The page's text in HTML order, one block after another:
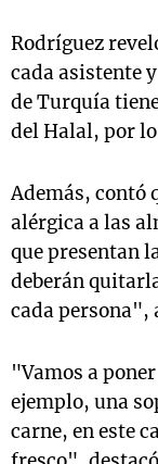
Rodríguez
cada asistente
de Turquía
del Halal, por
Además, contó
alérgica a las
que presentan
deberán
cada persona",
"Vamos a
ejemplo, una
carne, en este